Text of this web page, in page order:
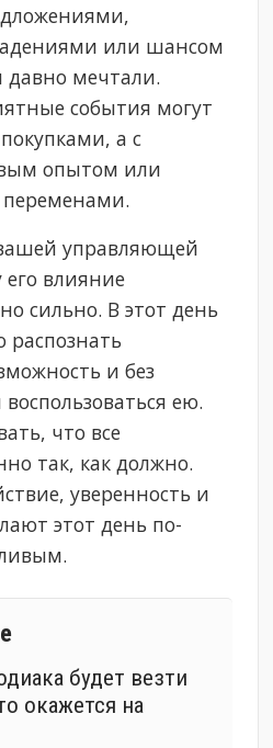
или шансом
давно мечтали.
события могут
а с
опытом или
управляющей
влияние
сильно. В этот день
распознать
и без
ею.
что все
так, как должно.
уверенность и
этот день по-
будет везти
окажется на